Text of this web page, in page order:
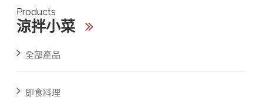
Products
涼拌小菜
全部產品
即食料理